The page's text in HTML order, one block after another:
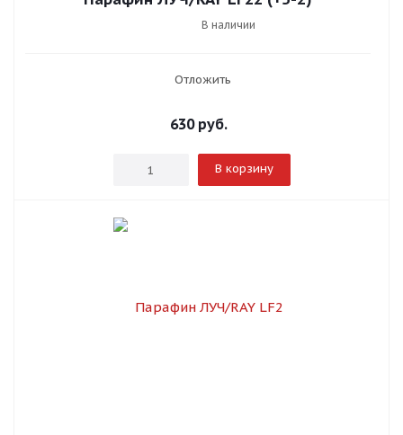
В наличии
Отложить
630руб.
В корзину